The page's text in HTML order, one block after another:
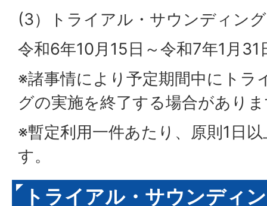
(3）トライアル・サウンディン
令和6年10月15日～令和7年1月31
※諸事情により予定期間中にトラ
グの実施を終了する場合があり
※暫定利用一件あたり、原則1日
す。
トライアル・サウンディ